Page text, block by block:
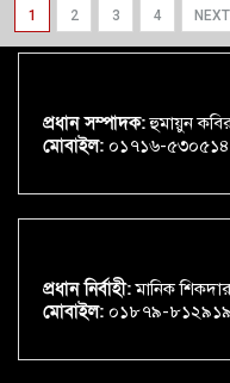
1 2 3 4 NEXT
প্রধান সম্পাদক:হুমায়ুন
মোবাইল: ০১৭১৬-৫৩০৫১৪
প্রধান নির্বাহী:মানিক শিকদার
মোবাইল: ০১৮৭৯-৮১২৯১৯